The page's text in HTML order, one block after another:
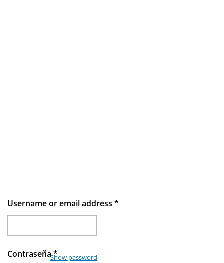
Username or email address *
Contraseña*
Show password